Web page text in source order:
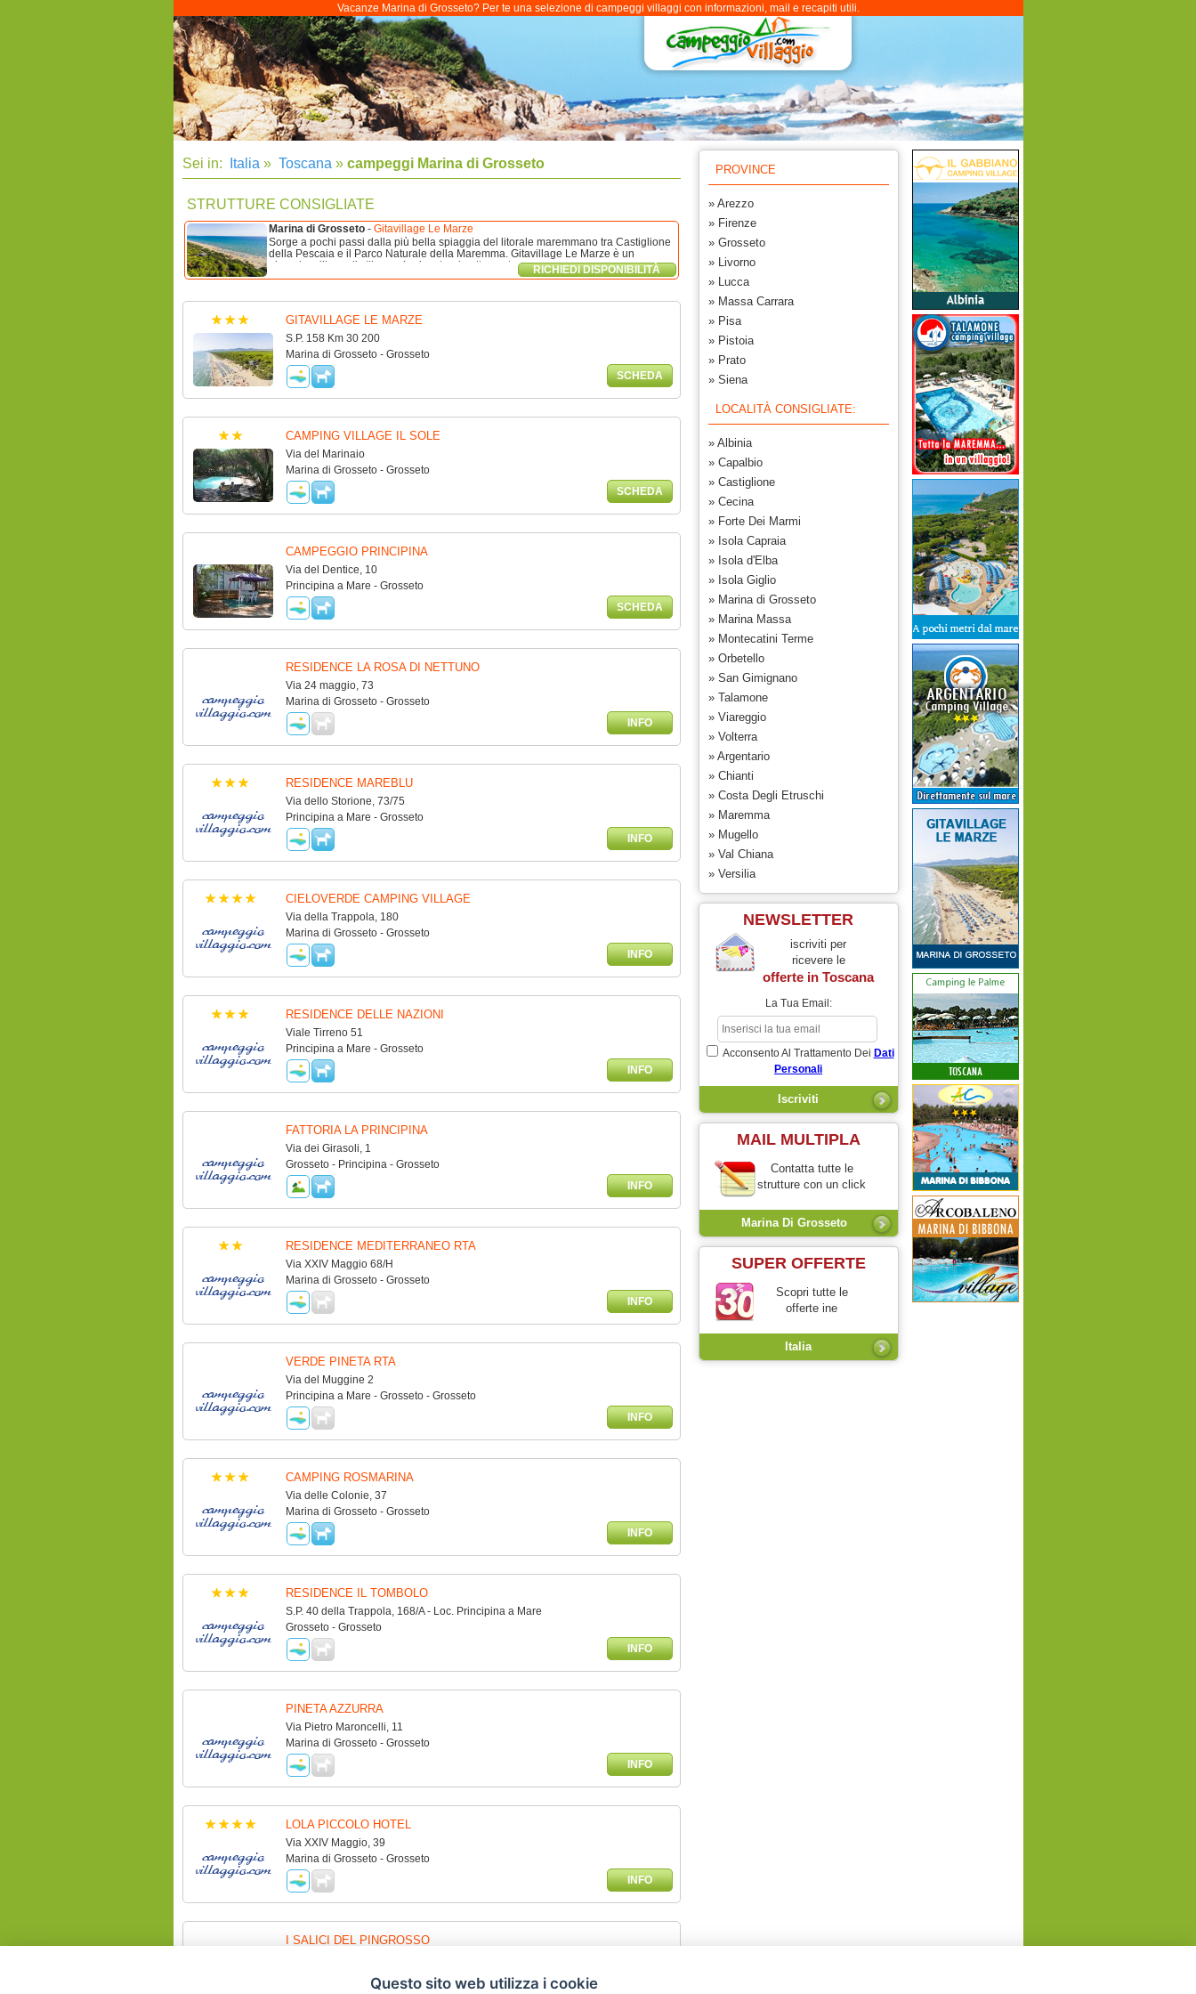
Vacanze Marina di Grosseto? Per te una selezione di campeggi villaggi con informazioni, mail e recapiti utili.
Sei in: Italia » Toscana » campeggi Marina di Grosseto
STRUTTURE CONSIGLIATE
Marina di Grosseto- Gitavillage Le Marze
Sorge a pochi passi dalla più bella spiaggia del litorale maremmano tra Castiglione
della Pescaia e il Parco Naturale della Maremma. Gitavillage Le Marze è un
glampingvillage di stile con Lodge, tende attrezzate ... RICHIEDI DISPONIBILITÀ
GITAVILLAGE LE MARZE
S.P. 158 Km 30 200
Marina di Grosseto - Grosseto
SCHEDA
CAMPING VILLAGE IL SOLE
Via del Marinaio
Marina di Grosseto - Grosseto
SCHEDA
CAMPEGGIO PRINCIPINA
Via del Dentice, 10
Principina a Mare - Grosseto
SCHEDA
RESIDENCE LA ROSA DI NETTUNO
Via 24 maggio, 73
Marina di Grosseto - Grosseto
INFO
RESIDENCE MAREBLU
Via dello Storione, 73/75
Principina a Mare - Grosseto
INFO
CIELOVERDE CAMPING VILLAGE
Via della Trappola, 180
Marina di Grosseto - Grosseto
INFO
RESIDENCE DELLE NAZIONI
Viale Tirreno 51
Principina a Mare - Grosseto
INFO
FATTORIA LA PRINCIPINA
Via dei Girasoli, 1
Grosseto - Principina - Grosseto
INFO
RESIDENCE MEDITERRANEO RTA
Via XXIV Maggio 68/H
Marina di Grosseto - Grosseto
INFO
VERDE PINETA RTA
Via del Muggine 2
Principina a Mare - Grosseto - Grosseto
INFO
CAMPING ROSMARINA
Via delle Colonie, 37
Marina di Grosseto - Grosseto
INFO
RESIDENCE IL TOMBOLO
S.P. 40 della Trappola, 168/A - Loc. Principina a Mare
Grosseto - Grosseto
INFO
PINETA AZZURRA
Via Pietro Maroncelli, 11
Marina di Grosseto - Grosseto
INFO
LOLA PICCOLO HOTEL
Via XXIV Maggio, 39
Marina di Grosseto - Grosseto
INFO
I SALICI DEL PINGROSSO
Marina di Grosseto - Grosseto
PROVINCE
» Arezzo
» Firenze
» Grosseto
» Livorno
» Lucca
» Massa Carrara
» Pisa
» Pistoia
» Prato
» Siena
LOCALITÀ CONSIGLIATE:
» Albinia
» Capalbio
» Castiglione
» Cecina
» Forte Dei Marmi
» Isola Capraia
» Isola d'Elba
» Isola Giglio
» Marina di Grosseto
» Marina Massa
» Montecatini Terme
» Orbetello
» San Gimignano
» Talamone
» Viareggio
» Volterra
» Argentario
» Chianti
» Costa Degli Etruschi
» Maremma
» Mugello
» Val Chiana
» Versilia
NEWSLETTER
iscriviti per
ricevere le
offerte in Toscana
La Tua Email:
Acconsento Al Trattamento Dei Dati
Personali
MAIL MULTIPLA
Contatta tutte le
strutture con un click
Marina Di Grosseto
SUPER OFFERTE
Scopri tutte le
offerte ine
Italia
Questo sito web utilizza i cookie